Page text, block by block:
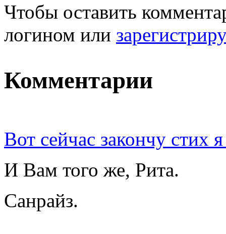
Чтобы оставить
логином или
Комментарии
Вот сейчас закончу стих
И Вам того же, Рита.
Санрайз.